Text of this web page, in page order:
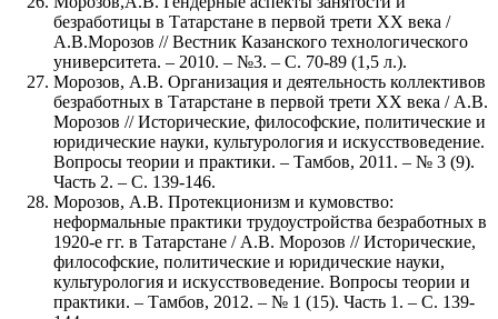
безработицы в Татарстане в первой трети ХХ века /
А.В.Морозов // Вестник Казанского технологического
университета. – 2010. – №3. – С. 70-89 (1,5 л.).
Морозов, А.В. Организация и деятельность коллективов
безработных в Татарстане в первой трети ХХ века / А.В.
Морозов // Исторические, философские, политические и
юридические науки, культурология и искусствоведение.
Вопросы теории и практики. – Тамбов, 2011. – № 3 (9).
Часть 2. – С. 139-146.
Морозов, А.В. Протекционизм и кумовство:
неформальные практики трудоустройства безработных в
1920-е гг. в Татарстане / А.В. Морозов // Исторические,
философские, политические и юридические науки,
культурология и искусствоведение. Вопросы теории и
практики. – Тамбов, 2012. – № 1 (15). Часть 1. – С. 139-